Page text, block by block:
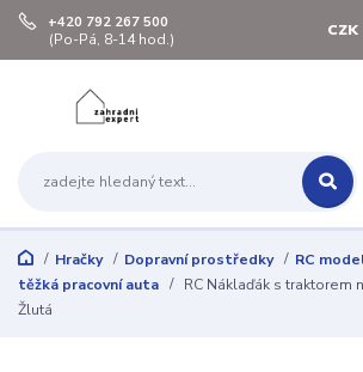
CZK
+420 792 267 500
(Po-Pá, 8-14 hod.)
Hračky Dopravní prostředky RC
těžká pracovní auta
RC Náklaďák s traktorem
Žlutá